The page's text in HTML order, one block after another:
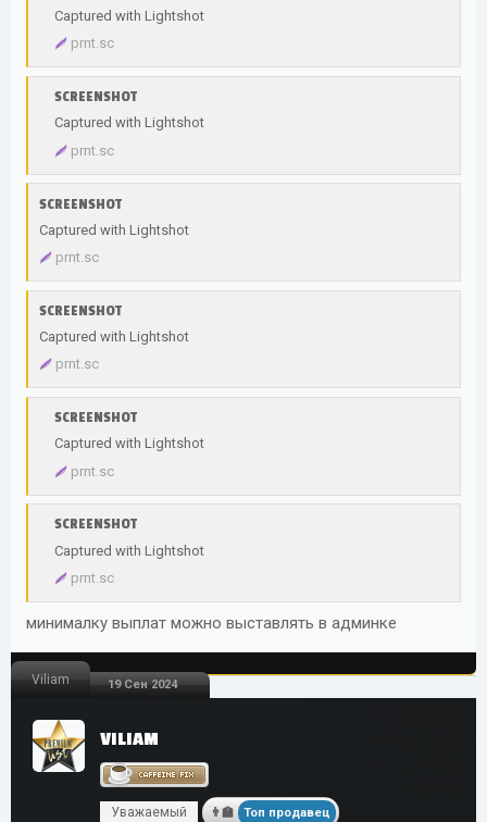
Captured with Lightshot
prnt.sc
SCREENSHOT
Captured with Lightshot
prnt.sc
SCREENSHOT
Captured with Lightshot
prnt.sc
SCREENSHOT
Captured with Lightshot
prnt.sc
SCREENSHOT
Captured with Lightshot
prnt.sc
SCREENSHOT
Captured with Lightshot
prnt.sc
минималку выплат можно выставлять в админке
Viliam 19 Сен 2024
VILIAM
Уважаемый Топ продавец